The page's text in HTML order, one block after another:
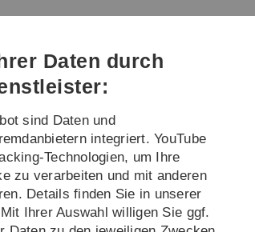
Direkt
Direkt
Direkt
(Sprache,
Drucken,
Social
Direkt
Direkt
Daten durch
sind Daten und
integriert. YouTube
Technologien, um Ihre
zu verarbeiten und mit anderen
Details finden Sie in unserer
Ihrer Auswahl willigen Sie ggf.